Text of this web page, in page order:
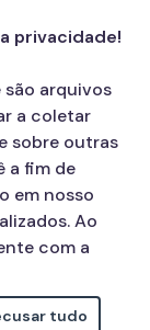
Paulo
São Paulo
Viaduto do
privacidade!
são arquivos
a coletar
sobre outras
a fim de
em nosso
Ao
com a
tudo